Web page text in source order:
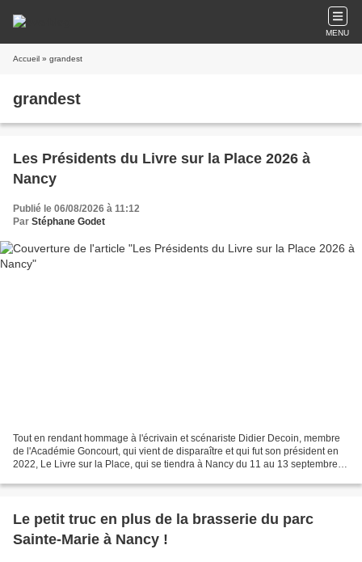
MENU
Accueil » grandest
grandest
Les Présidents du Livre sur la Place 2026 à
Nancy
Publié le 06/08/2026 à 11:12
Par Stéphane Godet
Tout en rendant hommage à l'écrivain et scénariste Didier Decoin, membre
de l'Académie Goncourt, qui vient de disparaître et qui fut son président en
2022, Le Livre sur la Place, qui se tiendra à Nancy du 11 au 13 septembre,
Le petit truc en plus de la brasserie du parc
Sainte-Marie à Nancy !